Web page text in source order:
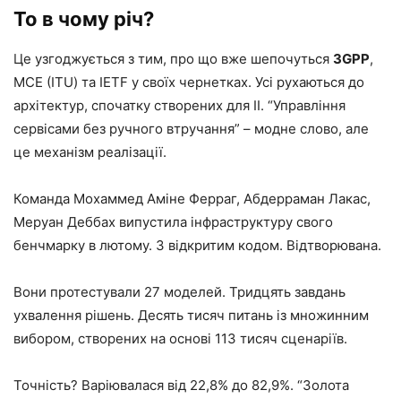
То в чому річ?
Це узгоджується з тим, про що вже шепочуться 3GPP,
МСЕ (ITU) та IETF у своїх чернетках. Усі рухаються до
архітектур, спочатку створених для ІІ. “Управління
сервісами без ручного втручання” – модне слово, але
це механізм реалізації.
Команда Мохаммед Аміне Ферраг, Абдерраман Лакас,
Меруан Деббах випустила інфраструктуру свого
бенчмарку в лютому. З відкритим кодом. Відтворювана.
Вони протестували 27 моделей. Тридцять завдань
ухвалення рішень. Десять тисяч питань із множинним
вибором, створених на основі 113 тисяч сценаріїв.
Точність? Варіювалася від 22,8% до 82,9%. “Золота